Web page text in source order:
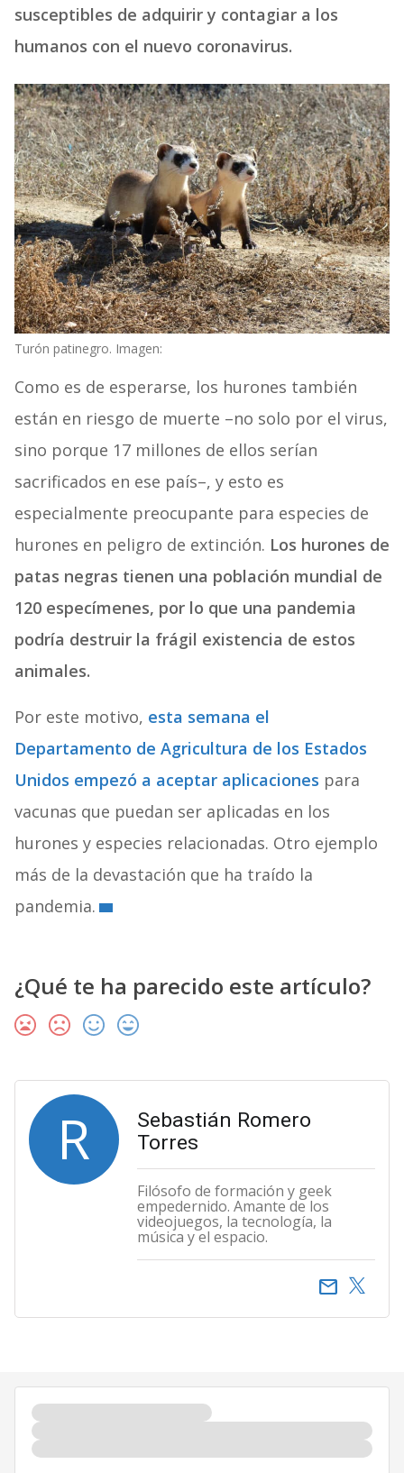
susceptibles de adquirir y contagiar a los
humanos con el nuevo coronavirus.
Turón patinegro. Imagen:
Como es de esperarse, los hurones también
están en riesgo de muerte –no solo por el virus,
sino porque 17 millones de ellos serían
sacrificados en ese país–, y esto es
especialmente preocupante para especies de
hurones en peligro de extinción. Los hurones de
patas negras tienen una población mundial de
120 especímenes, por lo que una pandemia
podría destruir la frágil existencia de estos
animales.
Por este motivo, esta semana el
Departamento de Agricultura de los Estados
Unidos empezó a aceptar aplicaciones para
vacunas que puedan ser aplicadas en los
hurones y especies relacionadas. Otro ejemplo
más de la devastación que ha traído la
pandemia.
¿Qué te ha parecido este artículo?
R
Sebastián Romero
Torres
Filósofo de formación y geek
empedernido. Amante de los
videojuegos, la tecnología, la
música y el espacio.
email